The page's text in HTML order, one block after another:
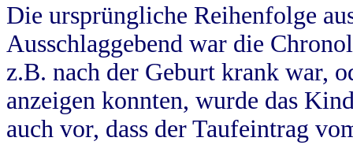
Die ursprüngliche Reihenfolge
Ausschlaggebend war die
z.B. nach der Geburt krank war,
anzeigen konnten, wurde das
auch vor, dass der Taufeintrag